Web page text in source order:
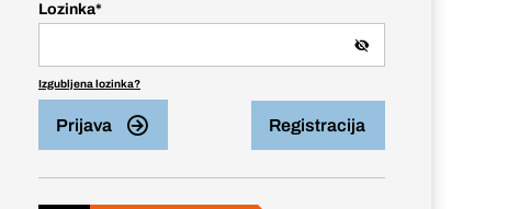
Lozinka*
Izgubljena lozinka?
Prijava Registracija